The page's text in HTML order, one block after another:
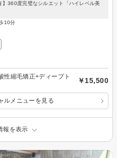
360度完璧なシルエット「ハイレベル美
10分
性縮毛矯正+ディープト
￥15,500
ルメニューを見る
報を表示